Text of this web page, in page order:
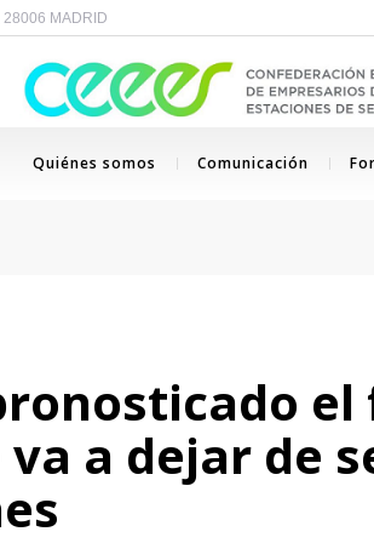
MADRID
Quiénes somos Comunicación
a dejar de